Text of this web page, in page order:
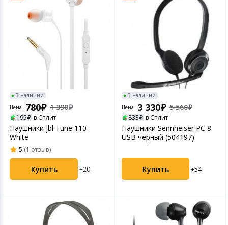
В наличии
Цена
780 1 390
195 в Сплит
Наушники jbl Tune 110
White
5 (1 отзыв)
Купить +20
В наличии
Цена
3 330 5 560
833 в Сплит
Наушники Sennheiser PC 8
USB черный (504197)
Купить +54